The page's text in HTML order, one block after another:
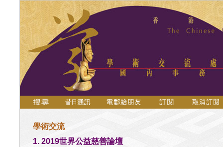
學術交流
1. 2019世界公益慈善論壇